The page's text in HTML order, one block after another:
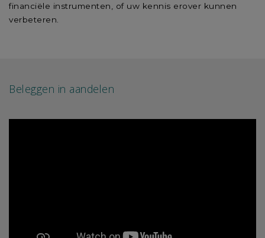
financiële instrumenten, of uw kennis erover kunnen
verbeteren.
Beleggen in aandelen